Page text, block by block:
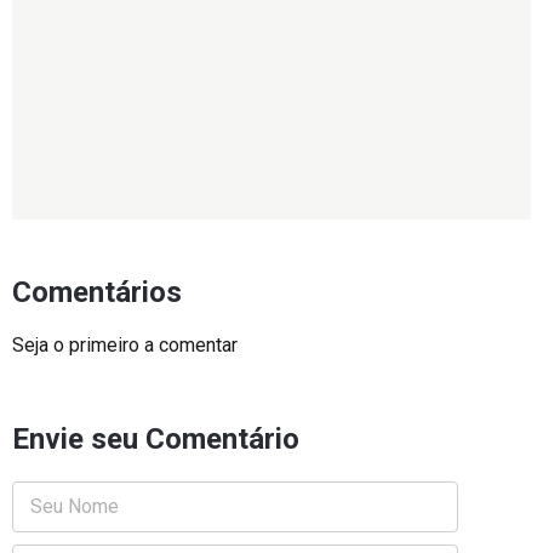
Comentários
Seja o primeiro a comentar
Envie seu Comentário